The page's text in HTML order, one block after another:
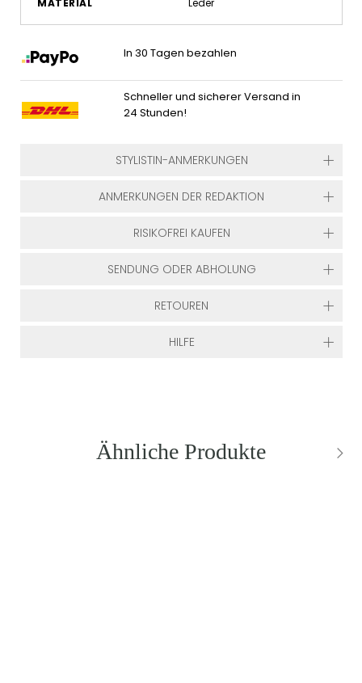
MATERIAL
Leder
In 30 Tagen bezahlen
Schneller und sicherer Versand in
24 Stunden!
STYLISTIN-ANMERKUNGEN
ANMERKUNGEN DER REDAKTION
RISIKOFREI KAUFEN
SENDUNG ODER ABHOLUNG
RETOUREN
HILFE
Ähnliche Produkte